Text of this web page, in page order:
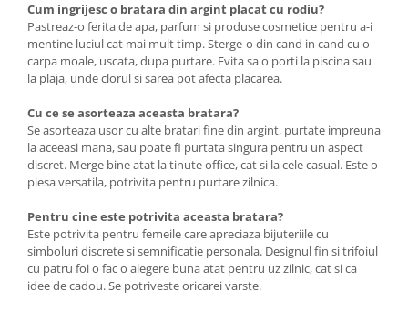
Cum ingrijesc o bratara din argint placat cu rodiu?
Pastreaz-o ferita de apa, parfum si produse cosmetice pentru a-i
mentine luciul cat mai mult timp. Sterge-o din cand in cand cu o
carpa moale, uscata, dupa purtare. Evita sa o porti la piscina sau
la plaja, unde clorul si sarea pot afecta placarea.
Cu ce se asorteaza aceasta bratara?
Se asorteaza usor cu alte bratari fine din argint, purtate impreuna
la aceeasi mana, sau poate fi purtata singura pentru un aspect
discret. Merge bine atat la tinute office, cat si la cele casual. Este o
piesa versatila, potrivita pentru purtare zilnica.
Pentru cine este potrivita aceasta bratara?
Este potrivita pentru femeile care apreciaza bijuteriile cu
simboluri discrete si semnificatie personala. Designul fin si trifoiul
cu patru foi o fac o alegere buna atat pentru uz zilnic, cat si ca
idee de cadou. Se potriveste oricarei varste.